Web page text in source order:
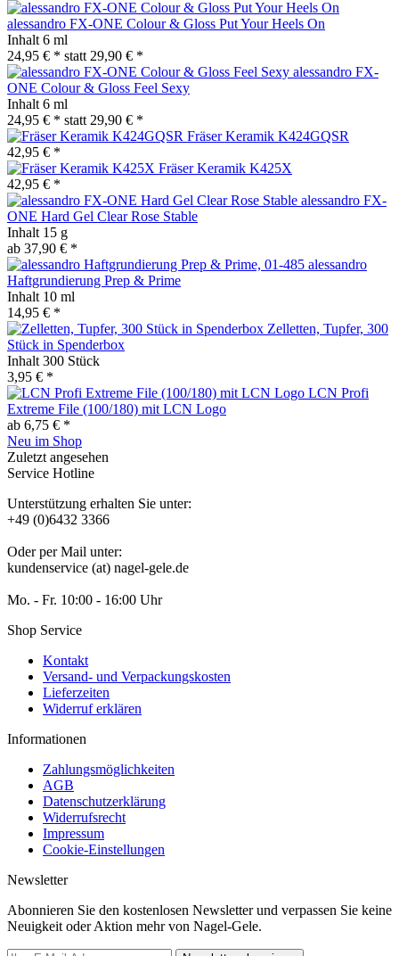
alessandro FX-ONE Colour & Gloss Put Your Heels On
Inhalt 6 ml
24,95 € * statt 29,90 € *
alessandro FX-
ONE Colour & Gloss Feel Sexy
Inhalt 6 ml
24,95 € * statt 29,90 € *
Fräser Keramik K424GQSR
42,95 € *
Fräser Keramik K425X
42,95 € *
alessandro FX-
ONE Hard Gel Clear Rose Stable
Inhalt 15 g
ab 37,90 € *
alessandro
Haftgrundierung Prep & Prime
Inhalt 10 ml
14,95 € *
Zelletten, Tupfer, 300
Stück in Spenderbox
Inhalt 300 Stück
3,95 € *
LCN Profi
Extreme File (100/180) mit LCN Logo
ab 6,75 € *
Neu im Shop
Zuletzt angesehen
Service Hotline
Unterstützung erhalten Sie unter:
+49 (0)6432 3366
Oder per Mail unter:
kundenservice (at) nagel-gele.de
Mo. - Fr. 10:00 - 16:00 Uhr
Shop Service
Kontakt
Versand- und Verpackungskosten
Lieferzeiten
Widerruf erklären
Informationen
Zahlungsmöglichkeiten
AGB
Datenschutzerklärung
Widerrufsrecht
Impressum
Cookie-Einstellungen
Newsletter
Abonnieren Sie den kostenlosen Newsletter und verpassen Sie keine
Neuigkeit oder Aktion mehr von Nagel-Gele.